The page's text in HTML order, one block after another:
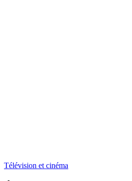
Télévision et cinéma